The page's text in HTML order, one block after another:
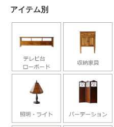
アイテム別